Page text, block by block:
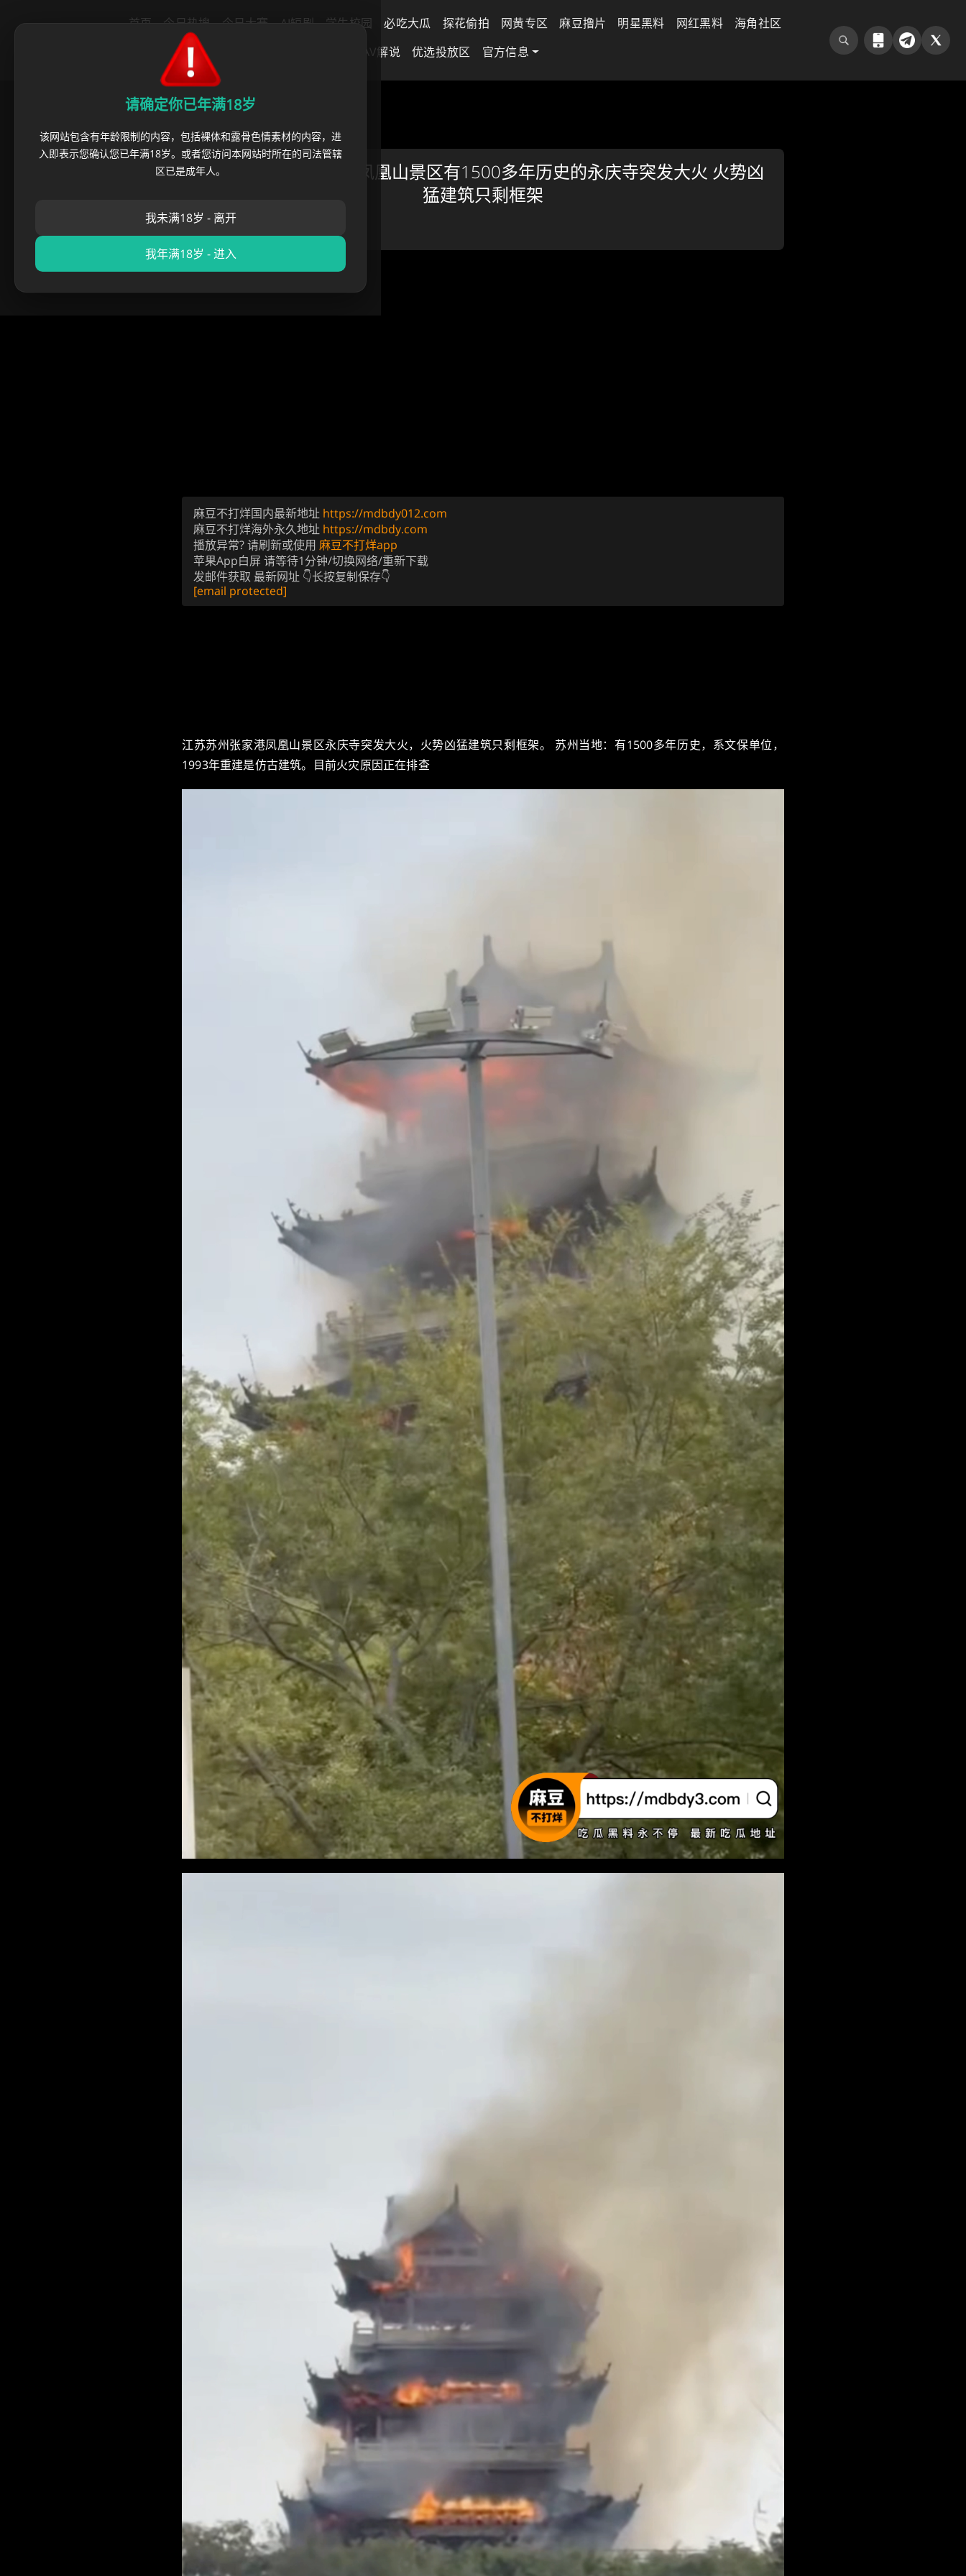
首页 今日热搜 今日大赛 AI短剧 学生校园 必吃大瓜 探花偷拍 网黄专区 麻豆撸片 明星黑料 网红黑料
海角社区
里番动漫
绿帽社区 AV解说 优选投放区 官方信息
首页 › 首页 › 今日江苏苏州张家港凤
今日江苏苏州张家港凤凰山景区有1500多年历史的永庆寺突发大火 火势凶
猛建筑只剩框架
麻豆摄影师
麻豆不打烊国内最新地址 https://mdbdy012.com
麻豆不打烊海外永久地址 https://mdbdy.com
播放异常? 请刷新或使用 麻豆不打烊app
苹果App白屏 请等待1分钟/切换网络/重新下载
发邮件获取 最新网址 👇长按复制保存👇
[email protected]
江苏苏州张家港凤凰山景区永庆寺突发大火，火势凶猛建筑只剩框架。 苏州当地：有1500多年历史，系文保单位，
1993年重建是仿古建筑。目前火灾原因正在排查
请确定你已年满18岁
该网站包含有年龄限制的内容，包括裸体和露骨色情素材的内容，进
入即表示您确认您已年满18岁。或者您访问本网站时所在的司法管辖
区已是成年人。
我未满18岁 - 离开
我年满18岁 - 进入